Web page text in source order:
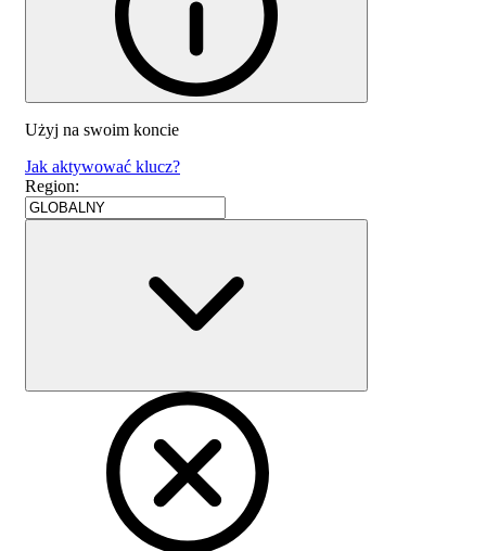
Użyj na swoim koncie
Jak aktywować klucz?
Region: